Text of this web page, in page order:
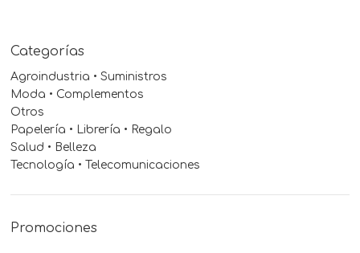
Categorías
Agroindustria • Suministros
Moda • Complementos
Otros
Papelería • Librería • Regalo
Salud • Belleza
Tecnología • Telecomunicaciones
Promociones